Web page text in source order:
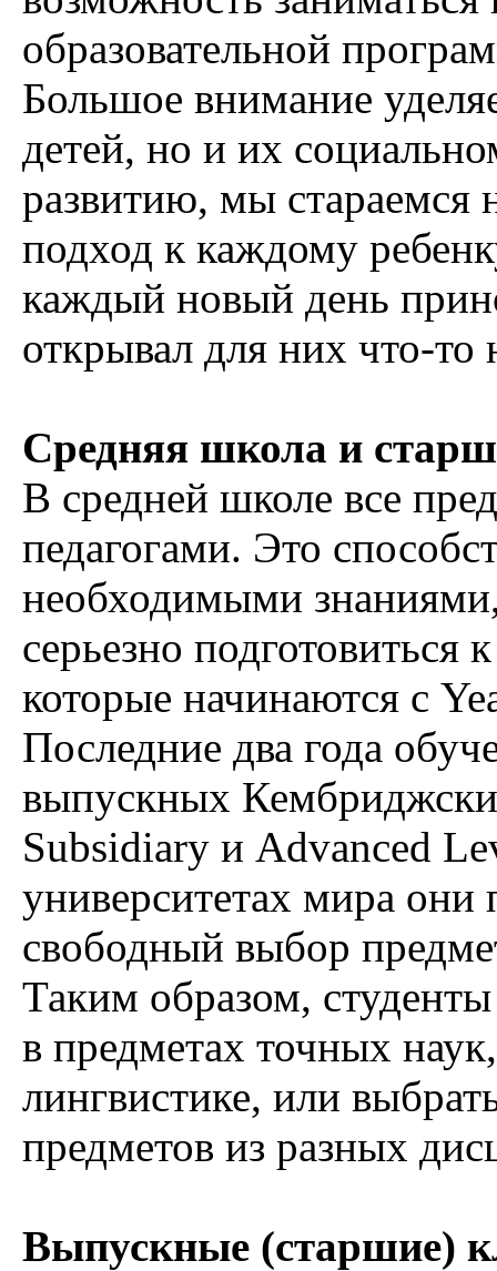
образовательной
Большое внимание
детей, но и их
развитию, мы стараемся
подход к каждому
каждый новый день
открывал для них что-то
Средняя школа и
В средней школе все
педагогами. Это
необходимыми
серьезно
которые начинаются с
Последние два года
выпускных
Subsidiary и Advanced
университетах мира они
свободный выбор
Таким образом,
в предметах точных
лингвистике, или
предметов из разных
Выпускные (старшие)